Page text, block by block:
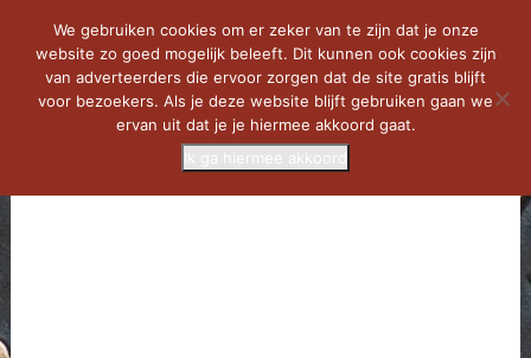
We gebruiken cookies om er zeker van te zijn dat je onze
website zo goed mogelijk beleeft. Dit kunnen ook cookies zijn
van adverteerders die ervoor zorgen dat de site gratis blijft
voor bezoekers. Als je deze website blijft gebruiken gaan we
ervan uit dat je je hiermee akkoord gaat.
Ik ga hiermee akkoord